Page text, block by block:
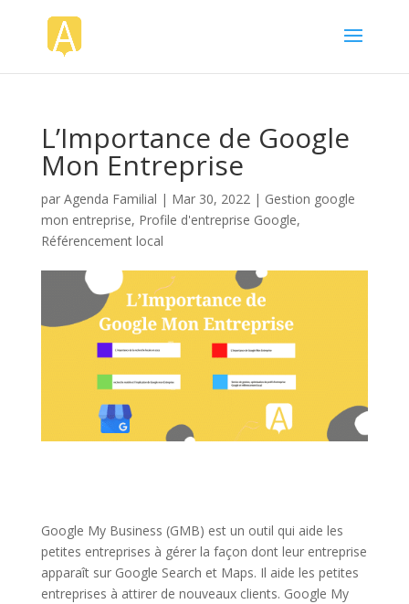
L’Importance de Google
Mon Entreprise
par Agenda Familial | Mar 30, 2022| Gestion google
mon entreprise, Profile d'entreprise Google,
Référencement local
Google My Business (GMB) est un outil qui aide les
petites entreprises à gérer la façon dont leur entreprise
apparaît sur Google Search et Maps. Il aide les petites
entreprises à attirer de nouveaux clients. Google My